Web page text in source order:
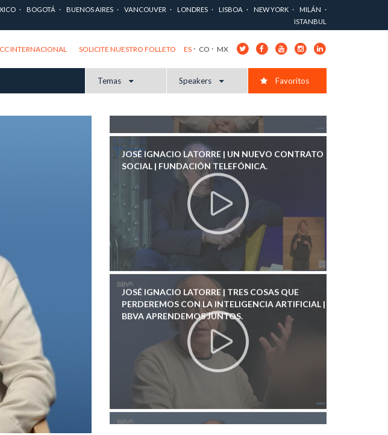
BOGOTÁ BUENOS AIRES VANCOUVER LONDRES LISBOA NEW YORK
MILÁN
ISTANBUL
INTERNACIONAL SOLICITE NUESTRO FOLLETO ES CO MX
Temas Speakers Favoritos
ARTIFICIAL: CÓMO ENTENDERLA SIN MIEDO |
JOSÉ IGNACIO LATORRE | UN NUEVO CONTRATO
SOCIAL | FUNDACIÓN TELEFÓNICA.
JOSÉ IGNACIO LATORRE | TRES COSAS QUE
PERDEREMOS CON LA INTELIGENCIA ARTIFICIAL |
BBVA APRENDEMOS JUNTOS.
JOSÉ IGNACIO LATORRE | INTELIGENCIA
ARTIFICIAL: CÓMO ENTENDERLA SIN MIEDO |